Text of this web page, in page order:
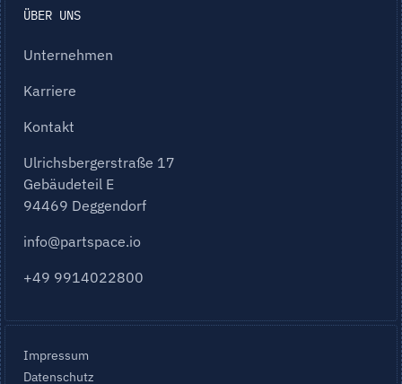
ÜBER UNS
Unternehmen
Karriere
Kontakt
Ulrichsbergerstraße 17
Gebäudeteil E
94469 Deggendorf
info@partspace.io
+49 9914022800
Impressum
Datenschutz